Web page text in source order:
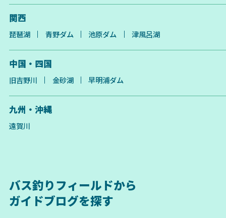
関西
琵琶湖 青野ダム 池原ダム 津風呂湖
中国・四国
旧吉野川 金砂湖 早明浦ダム
九州・沖縄
遠賀川
バス釣りフィールドから
ガイドブログを探す